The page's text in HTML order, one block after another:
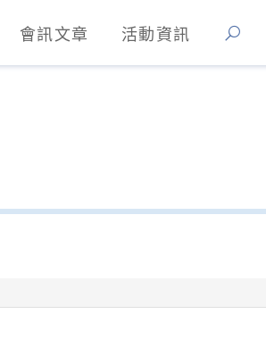
會訊文章 活動資訊